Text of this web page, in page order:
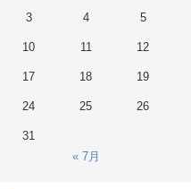
3 4 5
10 11 12
17 18 19
24 25 26
31
« 7月